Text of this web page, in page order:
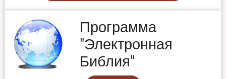
Программа
"Электронная
Библия"